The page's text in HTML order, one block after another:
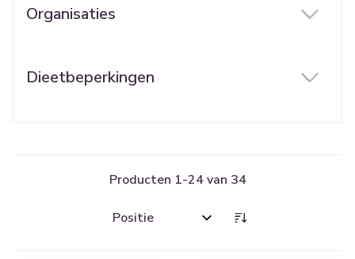
Organisaties
Dieetbeperkingen
Producten 1-24van 34
Sorteer op: